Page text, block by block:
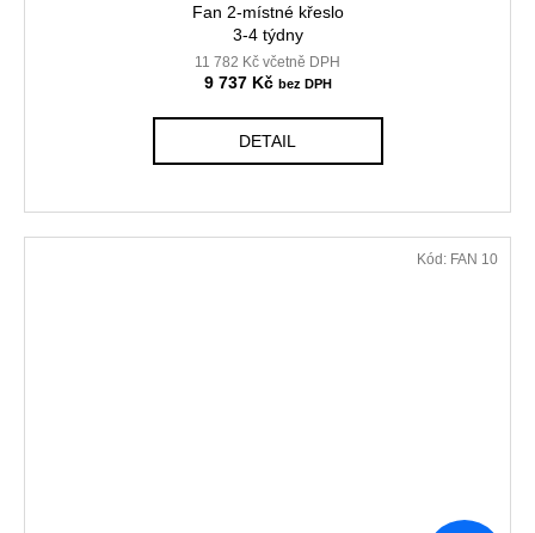
Fan 2-místné křeslo
3-4 týdny
11 782 Kč včetně DPH
9 737 Kč
DETAIL
Kód: FAN 10